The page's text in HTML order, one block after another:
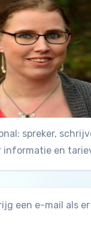
spreker,
informatie en
een e-mail als